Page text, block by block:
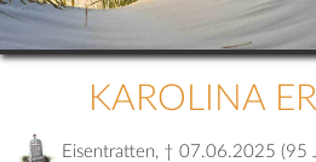
KAROLINA
Eisentratten, † 07.06.2025 (95